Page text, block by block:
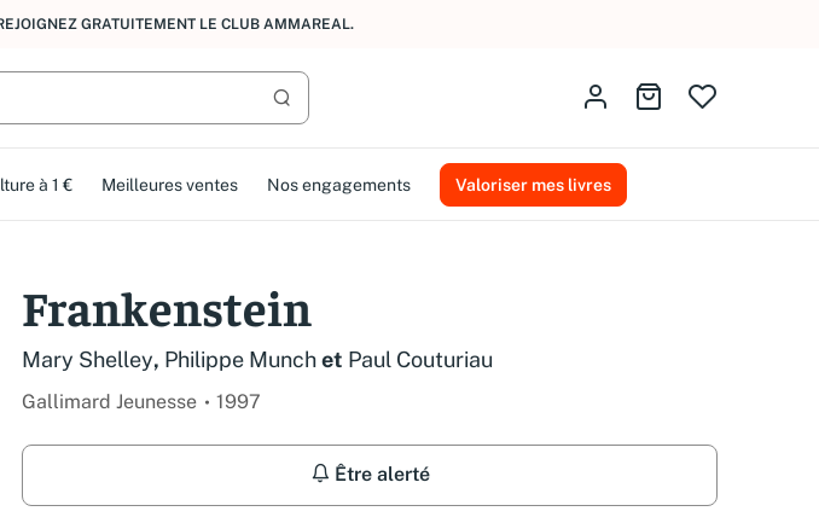
GRATUITEMENT LE CLUB AMMAREAL.
Lancer la recherche
Identifiez-vousAller au panier
à 1 € Meilleures ventes Nos engagements Valoriser mes livres
Frankenstein
Mary Shelley, Philippe Munchet Paul Couturiau
Gallimard Jeunesse 1997
Être alerté